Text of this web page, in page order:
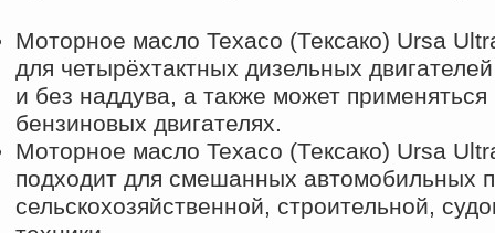
Моторное масло Texaco (Тексако) Ursa
для четырёхтактных дизельных
и без наддува, а также может
бензиновых двигателях.
Моторное масло Texaco (Тексако) Ursa
подходит для смешанных автомобильных
сельскохозяйственной, строительной,